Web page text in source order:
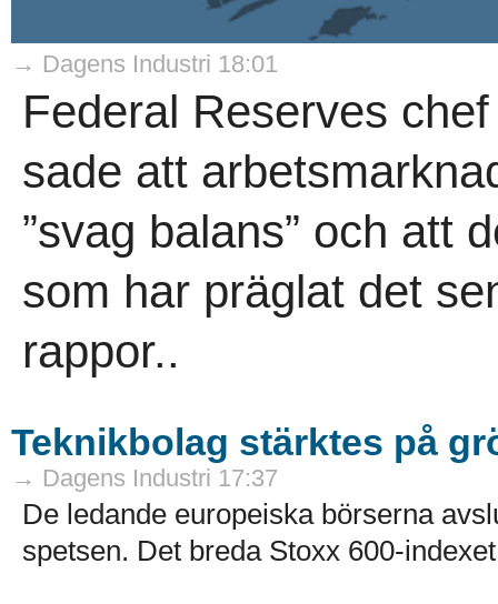
→ Dagens Industri 18:01
Federal Reserves
sade att
”svag balans” och att
som har präglat det
rappor..
Teknikbolag stärktes på
→ Dagens Industri 17:37
De ledande europeiska börserna
spetsen. Det breda Stoxx 600-